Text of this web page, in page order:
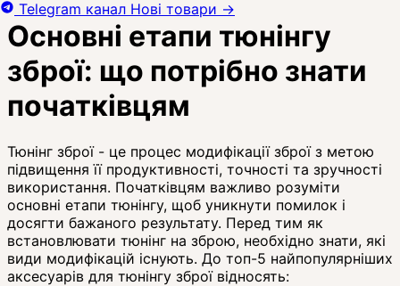
Основні етапи тюнінгу
зброї: що потрібно знати
початківцям
Тюнінг зброї - це процес модифікації зброї з метою
підвищення її продуктивності, точності та зручності
використання. Початківцям важливо розуміти
основні етапи тюнінгу, щоб уникнути помилок і
досягти бажаного результату. Перед тим як
встановлювати тюнінг на зброю, необхідно знати, які
види модифікацій існують. До топ-5 найпопулярніших
аксесуарів для тюнінгу зброї відносять:
Telegram канал Нові товари →